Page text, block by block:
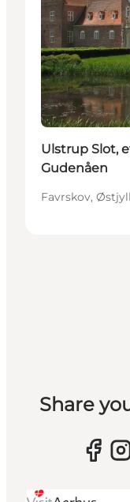
Ulstrup Slot,
Gudenåen
Favrskov,
Share